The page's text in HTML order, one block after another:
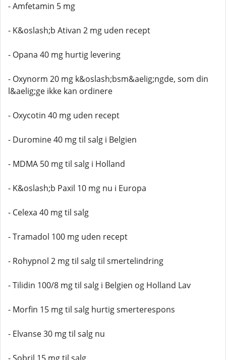
- Amfetamin 5 mg
- K&oslash;b Ativan 2 mg uden recept
- Opana 40 mg hurtig levering
- Oxynorm 20 mg k&oslash;bsm&aelig;ngde, som din
l&aelig;ge ikke kan ordinere
- Oxycotin 40 mg uden recept
- Duromine 40 mg til salg i Belgien
- MDMA 50 mg til salg i Holland
- K&oslash;b Paxil 10 mg nu i Europa
- Celexa 40 mg til salg
- Tramadol 100 mg uden recept
- Rohypnol 2 mg til salg til smertelindring
- Tilidin 100/8 mg til salg i Belgien og Holland Lav
- Morfin 15 mg til salg hurtig smerterespons
- Elvanse 30 mg til salg nu